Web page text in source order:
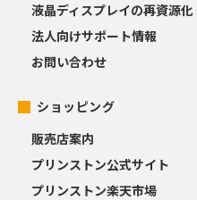
液晶ディスプレイの再資源化
法人向けサポート情報
お問い合わせ
ショッピング
販売店案内
プリンストン公式サイト
プリンストン楽天市場